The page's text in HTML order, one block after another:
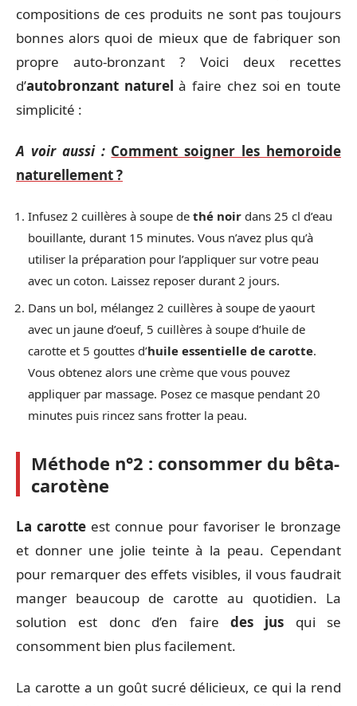
compositions de ces produits ne sont pas toujours
bonnes alors quoi de mieux que de fabriquer son
propre auto-bronzant ? Voici deux recettes
d’autobronzant naturel à faire chez soi en toute
simplicité :
A voir aussi : Comment soigner les hemoroide
naturellement ?
Infusez 2 cuillères à soupe de thé noir dans 25 cl d’eau
bouillante, durant 15 minutes. Vous n’avez plus qu’à
utiliser la préparation pour l’appliquer sur votre peau
avec un coton. Laissez reposer durant 2 jours.
Dans un bol, mélangez 2 cuillères à soupe de yaourt
avec un jaune d’oeuf, 5 cuillères à soupe d’huile de
carotte et 5 gouttes d’huile essentielle de carotte.
Vous obtenez alors une crème que vous pouvez
appliquer par massage. Posez ce masque pendant 20
minutes puis rincez sans frotter la peau.
Méthode n°2 : consommer du bêta-
carotène
La carotte est connue pour favoriser le bronzage
et donner une jolie teinte à la peau. Cependant
pour remarquer des effets visibles, il vous faudrait
manger beaucoup de carotte au quotidien. La
solution est donc d’en faire des jus qui se
consomment bien plus facilement.
La carotte a un goût sucré délicieux, ce qui la rend